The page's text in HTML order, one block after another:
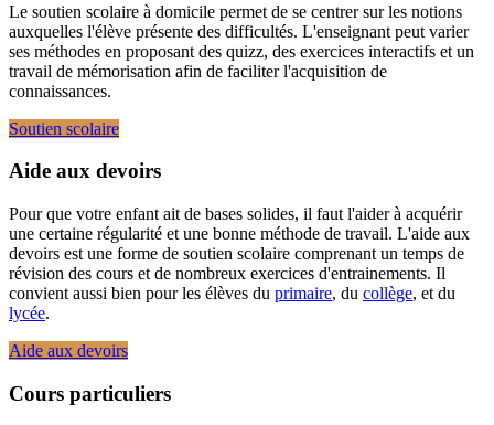
Le soutien scolaire à domicile permet de se centrer sur les notions
auxquelles l'élève présente des difficultés. L'enseignant peut varier
ses méthodes en proposant des quizz, des exercices interactifs et un
travail de mémorisation afin de faciliter l'acquisition de
connaissances.
Soutien scolaire
Aide aux devoirs
Pour que votre enfant ait de bases solides, il faut l'aider à acquérir
une certaine régularité et une bonne méthode de travail. L'aide aux
devoirs est une forme de soutien scolaire comprenant un temps de
révision des cours et de nombreux exercices d'entrainements. Il
convient aussi bien pour les élèves du primaire, du collège, et du
lycée.
Aide aux devoirs
Cours particuliers